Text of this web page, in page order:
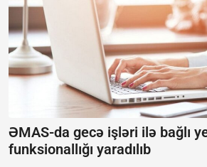
ƏMAS-da gecə işləri ilə bağlı
funksionallığı yaradılıb